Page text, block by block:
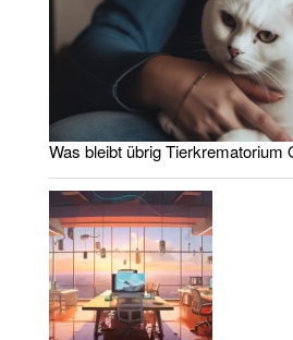
Was bleibt übrig Tierkrematorium